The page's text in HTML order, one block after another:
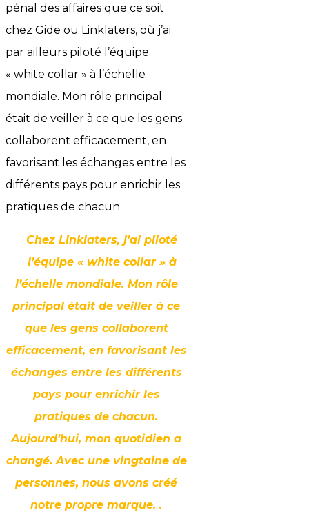
pénal des affaires que ce soit
chez Gide ou Linklaters, où j’ai
par ailleurs piloté l’équipe
« white collar » à l’échelle
mondiale. Mon rôle principal
était de veiller à ce que les gens
collaborent efficacement, en
favorisant les échanges entre les
différents pays pour enrichir les
pratiques de chacun.
Chez Linklaters, j’ai piloté
l’équipe « white collar » à
l’échelle mondiale. Mon rôle
principal était de veiller à ce
que les gens collaborent
efficacement, en favorisant les
échanges entre les différents
pays pour enrichir les
pratiques de chacun.
Aujourd’hui, mon quotidien a
changé. Avec une vingtaine de
personnes, nous avons créé
notre propre marque. .